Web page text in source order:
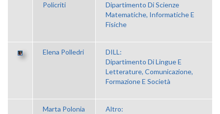
Policriti
Dipartimento Di Scienze
Matematiche, Informatiche E
Fisiche
Elena Polledri
DILL:
Dipartimento Di Lingue E
Letterature, Comunicazione,
Formazione E Società
Marta Polonia
Altro: